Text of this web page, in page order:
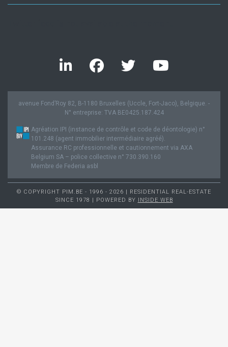
avenue Fond’Roy 82, B-1180 Bruxelles (Uccle, Fort-Jaco), Belgique. -
N° entreprise: TVA BE0425.187.424
Agréation IPI (instance de contrôle et code de déontologie) n°
101.248 (agent immobilier intermédiaire agréé).
Assurance RC professionnelle et cautionnement via AXA
Belgium SA – police collective n° 730.390.160
Membre de Federia asbl
© COPYRIGHT PIM.BE - 1996 - 2026 | RESIDENTIAL REAL-ESTATE
SINCE 1978 | POWERED BY INSIDE WEB